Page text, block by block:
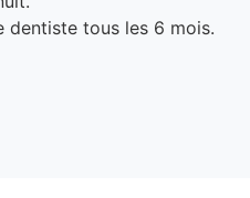
dentiste tous les 6 mois.